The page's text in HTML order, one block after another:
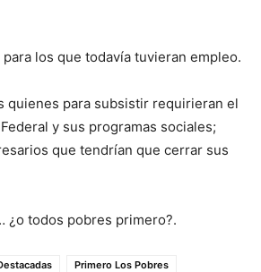
los que todavía tuvieran empleo.
quienes para subsistir requirieran el
y sus programas sociales;
que tendrían que cerrar sus
¿o todos pobres primero?.
Primero Los Pobres